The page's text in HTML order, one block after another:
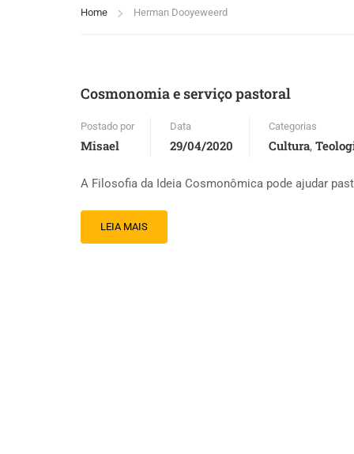
Home Herman Dooyeweerd
Cosmonomia e serviço pastoral
Postado por
Misael
Data
29/04/2020
Categorias
Cultura,
A Filosofia da Ideia Cosmonômica pode ajudar
LEIA MAIS